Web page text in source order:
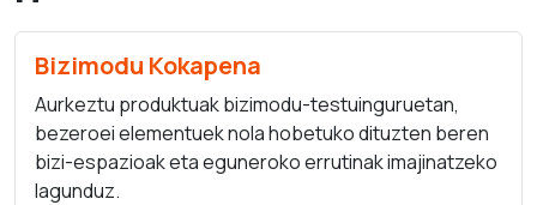
Bizimodu Kokapena
Aurkeztu produktuak bizimodu-testuinguruetan,
bezeroei elementuek nola hobetuko dituzten beren
bizi-espazioak eta eguneroko errutinak imajinatzeko
lagunduz.